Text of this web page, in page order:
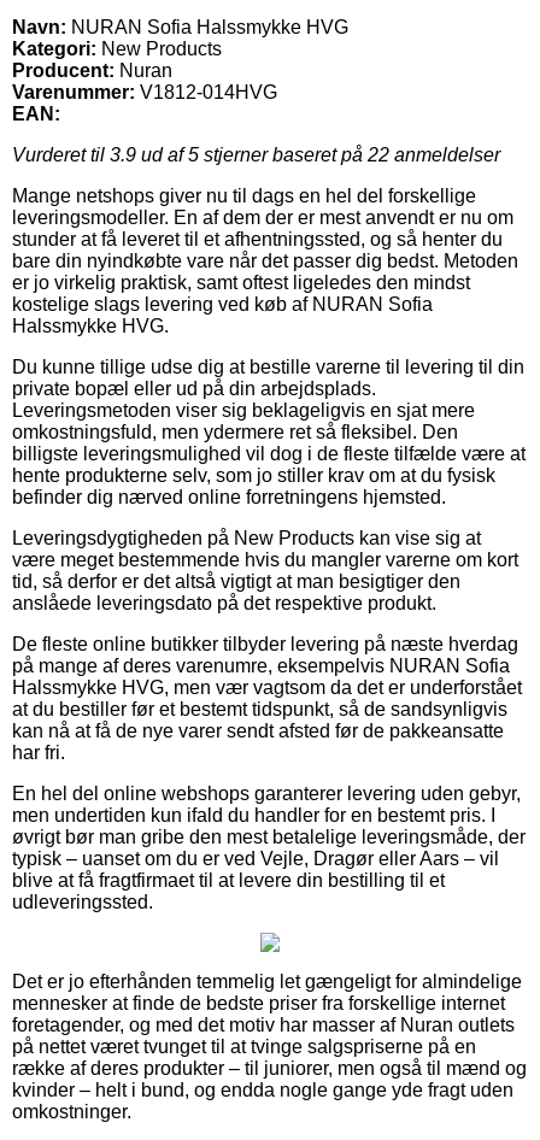
Navn: NURAN Sofia Halssmykke HVG
Kategori: New Products
Producent: Nuran
Varenummer: V1812-014HVG
EAN:
Vurderet til 3.9 ud af 5 stjerner baseret på 22 anmeldelser
Mange netshops giver nu til dags en hel del forskellige
leveringsmodeller. En af dem der er mest anvendt er nu om
stunder at få leveret til et afhentningssted, og så henter du
bare din nyindkøbte vare når det passer dig bedst. Metoden
er jo virkelig praktisk, samt oftest ligeledes den mindst
kostelige slags levering ved køb af NURAN Sofia
Halssmykke HVG.
Du kunne tillige udse dig at bestille varerne til levering til din
private bopæl eller ud på din arbejdsplads.
Leveringsmetoden viser sig beklageligvis en sjat mere
omkostningsfuld, men ydermere ret så fleksibel. Den
billigste leveringsmulighed vil dog i de fleste tilfælde være at
hente produkterne selv, som jo stiller krav om at du fysisk
befinder dig nærved online forretningens hjemsted.
Leveringsdygtigheden på New Products kan vise sig at
være meget bestemmende hvis du mangler varerne om kort
tid, så derfor er det altså vigtigt at man besigtiger den
anslåede leveringsdato på det respektive produkt.
De fleste online butikker tilbyder levering på næste hverdag
på mange af deres varenumre, eksempelvis NURAN Sofia
Halssmykke HVG, men vær vagtsom da det er underforstået
at du bestiller før et bestemt tidspunkt, så de sandsynligvis
kan nå at få de nye varer sendt afsted før de pakkeansatte
har fri.
En hel del online webshops garanterer levering uden gebyr,
men undertiden kun ifald du handler for en bestemt pris. I
øvrigt bør man gribe den mest betalelige leveringsmåde, der
typisk – uanset om du er ved Vejle, Dragør eller Aars – vil
blive at få fragtfirmaet til at levere din bestilling til et
udleveringssted.
Det er jo efterhånden temmelig let gængeligt for almindelige
mennesker at finde de bedste priser fra forskellige internet
foretagender, og med det motiv har masser af Nuran outlets
på nettet været tvunget til at tvinge salgspriserne på en
række af deres produkter – til juniorer, men også til mænd og
kvinder – helt i bund, og endda nogle gange yde fragt uden
omkostninger.